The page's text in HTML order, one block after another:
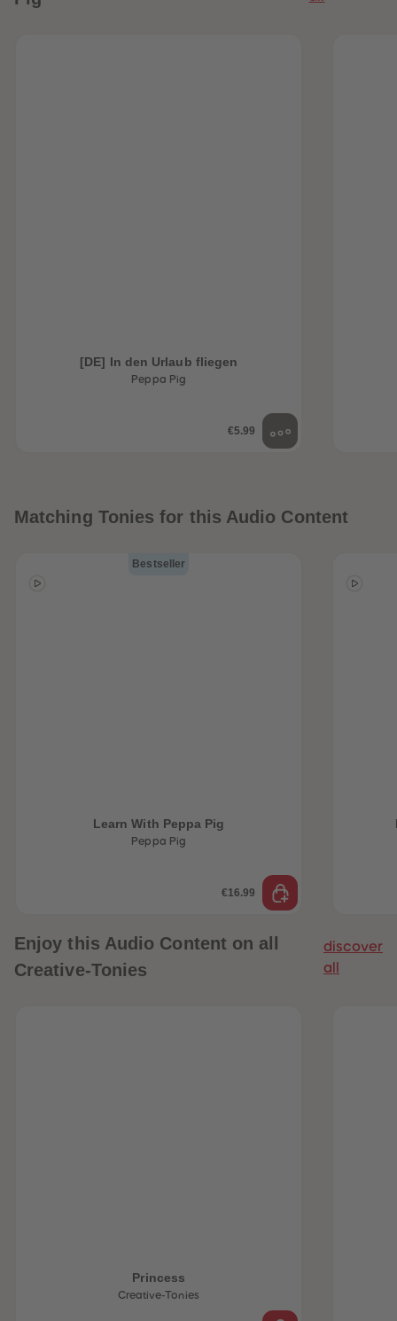
[DE] In den Urlaub fliegen
Peppa Pig
€5.99
Matching Tonies for this Audio Content
Bestseller
Learn With Peppa Pig
Peppa Pig
€16.99
Enjoy this Audio Content on all
Creative-Tonies
discover
all
Princess
Creative-Tonies